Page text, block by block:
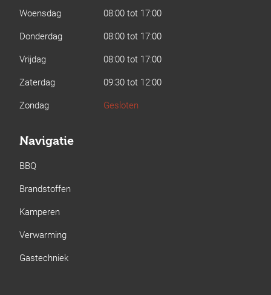
Woensdag
08:00 tot 17:00
Donderdag
08:00 tot 17:00
Vrijdag
08:00 tot 17:00
Zaterdag
09:30 tot 12:00
Zondag
Gesloten
Navigatie
BBQ
Brandstoffen
Kamperen
Verwarming
Gastechniek